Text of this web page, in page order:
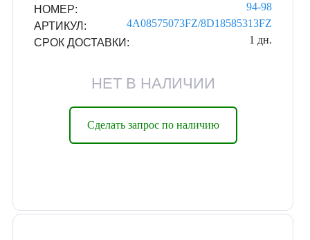
НОМЕР:
94-98
АРТИКУЛ:
4A08575073FZ/8D18585313FZ
СРОК ДОСТАВКИ:
1 дн.
НЕТ В НАЛИЧИИ
Сделать запрос по наличию